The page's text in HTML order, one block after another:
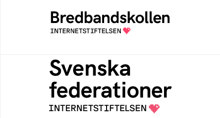
Bredbandskollen är ett oberoende
konsumentverktyg som drivs av
Internetstiftelsen
Svenska federationer
Grunden för medlemskap i en sektors- eller
kontextspecifik federation